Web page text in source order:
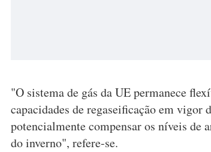
"O sistema de gás da UE permanece
capacidades de regaseificação em vigor
potencialmente compensar os níveis de
do inverno", refere-se.